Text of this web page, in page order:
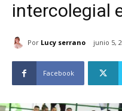
intercolegial
Por Lucy serrano junio 5,
Facebook